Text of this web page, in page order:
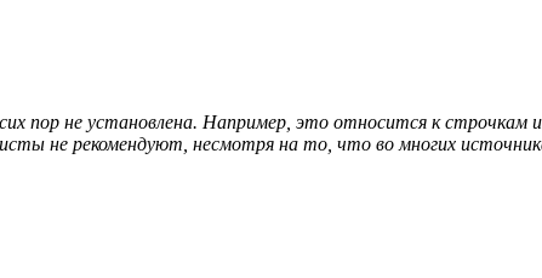
пор не установлена. Например, это относится к
не рекомендуют, несмотря на то, что во многих